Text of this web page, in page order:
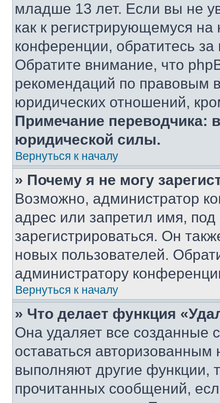
младше 13 лет. Если вы не
как к регистрирующемуся
конференции, обратитесь
Обратите внимание, что
рекомендаций по правовым
юридических отношений,
Примечание переводчика:
юридической силы.
Вернуться к началу
» Почему я не могу
Возможно, администратор
адрес или запретил имя,
зарегистрироваться. Он
новых пользователей.
администратору
Вернуться к началу
» Что делает функция
Она удаляет все созданные
оставаться
выполняют другие функции,
прочитанных сообщений,